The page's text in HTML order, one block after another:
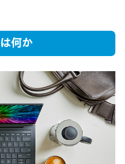
何か